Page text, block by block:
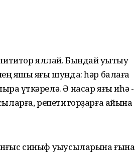
яллай. Бындай уҡытыу
яҡшы яғы шунда: һәр балаға
үткәрелә. Ә насар яғы иһә -
репетиторҙарға айына
синыф уҡыусыларына ғына